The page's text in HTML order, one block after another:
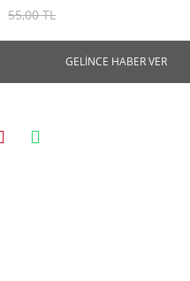
55,00 TL
GELİNCE HABER VER